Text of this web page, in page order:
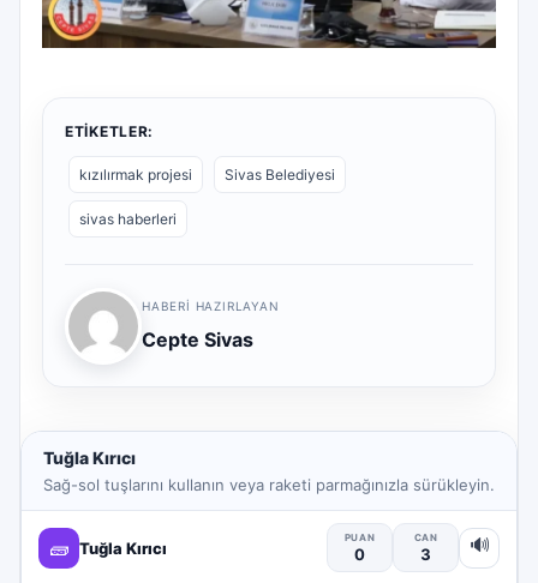
ETIKETLER:
kızılırmak projesi Sivas Belediyesi
sivas haberleri
HABERI HAZIRLAYAN
Cepte Sivas
Tuğla Kırıcı
Sağ-sol tuşlarını kullanın veya raketi parmağınızla sürükleyin.